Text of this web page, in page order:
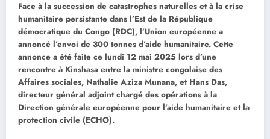
Face à la succession de catastrophes naturelles et à la crise
humanitaire persistante dans l’Est de la République
démocratique du Congo (RDC), l’Union européenne a
annoncé l’envoi de 300 tonnes d’aide humanitaire. Cette
annonce a été faite ce lundi 12 mai 2025 lors d’une
rencontre à Kinshasa entre la ministre congolaise des
Affaires sociales, Nathalie Aziza Munana, et Hans Das,
directeur général adjoint chargé des opérations à la
Direction générale européenne pour l’aide humanitaire et la
protection civile (ECHO).